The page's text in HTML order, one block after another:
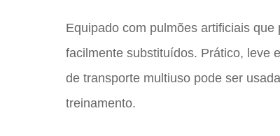
Equipado com pulmões artificiais que
facilmente substituídos. Prático, leve
de transporte multiuso pode ser
treinamento.